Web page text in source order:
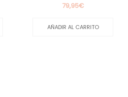
79,95€
AÑADIR AL CARRITO